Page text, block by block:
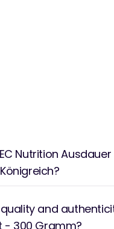
Nutrition
and
- 300 Gramm?